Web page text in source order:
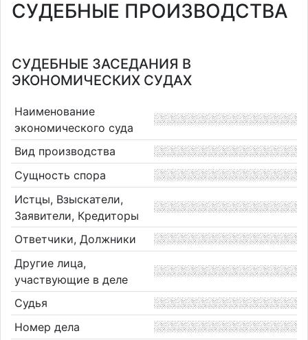
СУДЕБНЫЕ ПРОИЗВОДСТВА
СУДЕБНЫЕ ЗАСЕДАНИЯ В
ЭКОНОМИЧЕСКИХ СУДАХ
Наименование
экономического суда
Вид производства
Сущность спора
Истцы, Взыскатели,
Заявители, Кредиторы
Ответчики, Должники
Другие лица,
участвующие в деле
Судья
Номер дела